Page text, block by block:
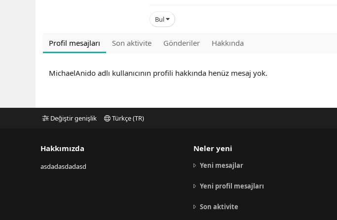
Bul
Profil mesajları Son aktivite Gönderiler Hakkında
MichaelAnido adlı kullanıcının profili hakkında henüz mesaj yok.
Değiştir genişlik Türkçe (TR)
Hakkımızda
asdadasdadasd
Neler yeni
Yeni mesajlar
Yeni profil mesajları
Son aktivite